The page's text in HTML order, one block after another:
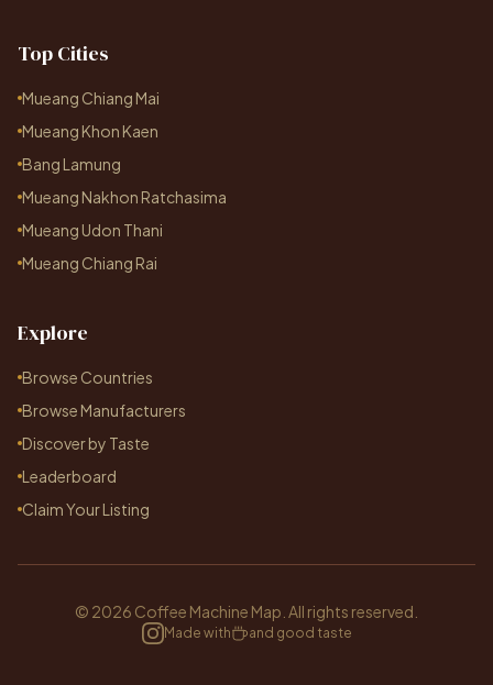
Top Cities
Mueang Chiang Mai
Mueang Khon Kaen
Bang Lamung
Mueang Nakhon Ratchasima
Mueang Udon Thani
Mueang Chiang Rai
Explore
Browse Countries
Browse Manufacturers
Discover by Taste
Leaderboard
Claim Your Listing
© 2026 Coffee Machine Map. All rights reserved.
Made with and good taste